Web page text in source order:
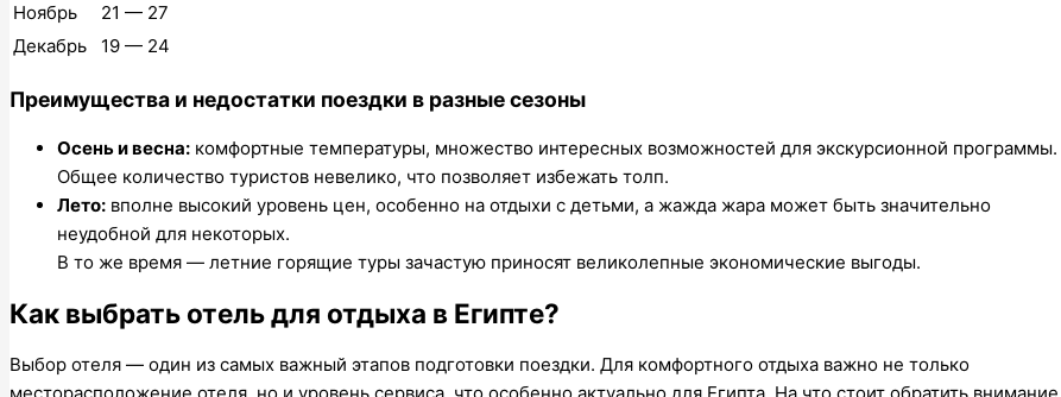
Ноябрь
21 — 27
Декабрь
19 — 24
Преимущества и недостатки поездки в разные сезоны
Осень и весна: комфортные температуры, множество интересных возможностей для экскурсионной программы.
Общее количество туристов невелико, что позволяет избежать толп.
Лето: вполне высокий уровень цен, особенно на отдыхи с детьми, а жажда жара может быть значительно
неудобной для некоторых.
В то же время — летние горящие туры зачастую приносят великолепные экономические выгоды.
Как выбрать отель для отдыха в Египте?
Выбор отеля — один из самых важный этапов подготовки поездки. Для комфортного отдыха важно не только